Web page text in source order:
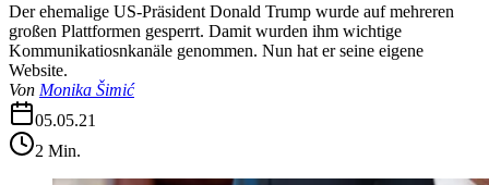
Der ehemalige US-Präsident Donald Trump wurde auf mehreren
großen Plattformen gesperrt. Damit wurden ihm wichtige
Kommunikatiosnkanäle genommen. Nun hat er seine eigene
Website.
Von Monika Šimić
05.05.21
2 Min.